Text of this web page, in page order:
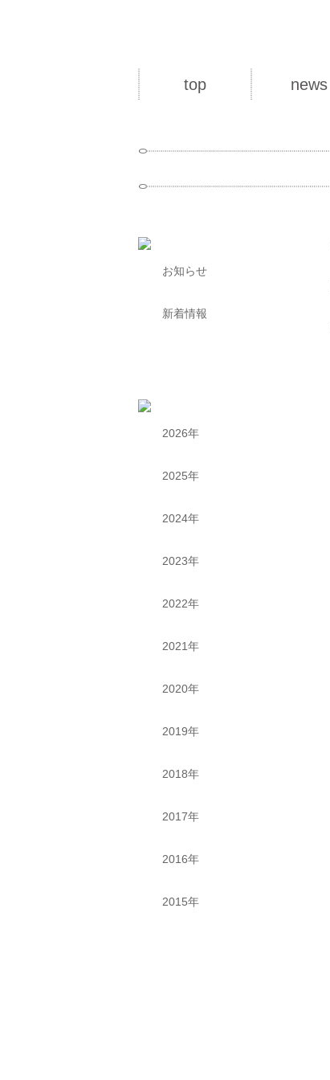
top news
お知らせ
新着情報
2026年
2025年
2024年
2023年
2022年
2021年
2020年
2019年
2018年
2017年
2016年
2015年